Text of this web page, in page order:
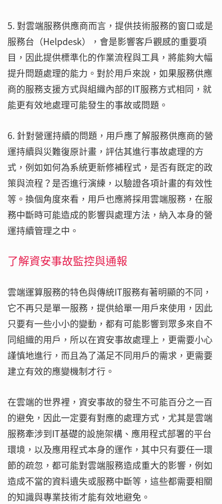
5. 對雲端服務供應商而言，提供技術服務的窗口或是
服務台（Helpdesk），會是影響客戶觀感的重要項
目，因此提供標準化的作業流程與工具，將能夠大幅
提升問題處理的能力。對於用戶來說，如果服務供應
商的服務支援方式與組織內部的IT服務方式相同，就
能更有效地處理可能發生的事故或問題。
6. 針對營運持續的問題，用戶應了解服務供應商的營
運持續與災難復原計畫，評估其進行事故處理的方
式，例如如何為系統更新修補程式，是否有既定的政
策與流程？是否進行演練，以驗證各項計畫的有效性
等。換個角度來看，用戶也應將採用雲端服務，在服
務中斷時可能造成的影響與處理方法，納入本身的營
運持續管理之中。
了解資安事故監控與通報
雲端運算服務的特色與傳統IT服務有著明顯的不同，
它不再只是單一服務，提供給單一用戶來使用，因此
只要有一些小小的變動，都有可能影響到眾多來自不
同組織的用戶，所以在資安事故處理上，更需要小心
謹慎地進行，而且為了滿足不同用戶的需求，更需要
建立有效的應變機制才行。
在雲端的世界裡，資安事故的發生不可能百分之一百
的避免，因此一定要有對應的處理方式，尤其是雲端
服務牽涉到IT基礎的設施架構、應用程式部署的平台
環境，以及應用程式本身的運作，其中只有要任一環
節的疏忽，都可能對雲端服務造成重大的影響，例如
造成不當的資料遺失或服務中斷等，這些都需要相關
的知識與專業技術才能有效地避免。